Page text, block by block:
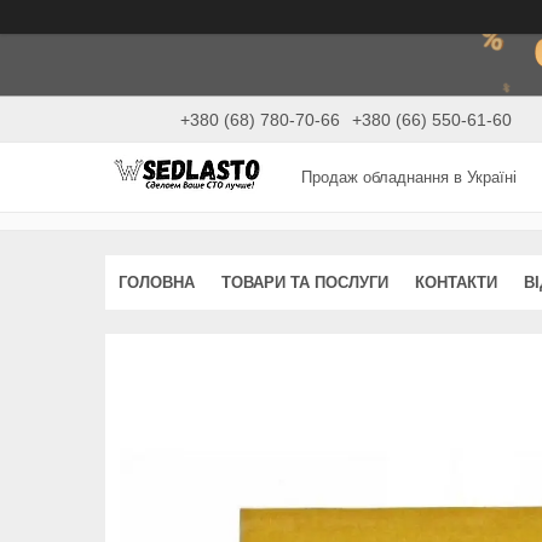
+380 (68) 780-70-66 +380 (66) 550-61-60
Продаж обладнання в Україні
ГОЛОВНА ТОВАРИ ТА ПОСЛУГИ КОНТАКТИ